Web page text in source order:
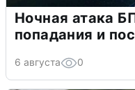
Ночная атака
попадания и
6 августа 0